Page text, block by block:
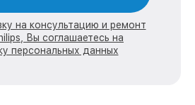
на консультацию и ремонт
Вы соглашаетесь на
персональных данных